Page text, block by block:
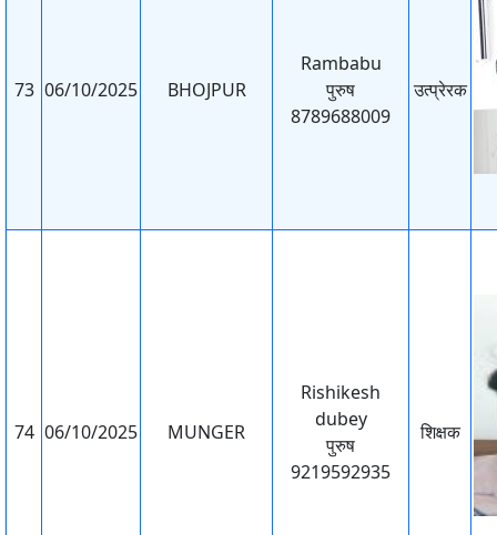
73 06/10/2025 BHOJPUR
Rambabu
पुरुष
8789688009
उत्प्रेरक
74 06/10/2025 MUNGER
Rishikesh
dubey
पुरुष
9219592935
शिक्षक